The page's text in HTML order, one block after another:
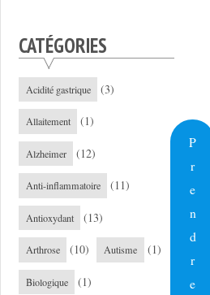
CATÉGORIES
Acidité gastrique (3)
Allaitement (1)
Alzheimer (12)
Anti-inflammatoire (11)
Antioxydant (13)
Arthrose (10) Autisme (1)
Biologique (1)
P
r
e
n
d
r
e